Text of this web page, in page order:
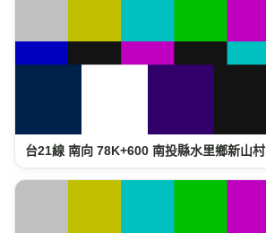
台21線 南向 78K+600 南投縣水里鄉新山村